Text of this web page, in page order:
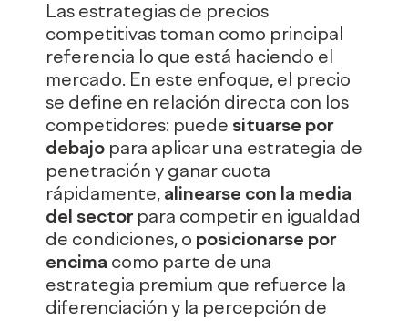
Las estrategias de precios
competitivas toman como principal
referencia lo que está haciendo el
mercado. En este enfoque, el precio
se define en relación directa con los
competidores: puede situarse por
debajo para aplicar una estrategia de
penetración y ganar cuota
rápidamente, alinearse con la media
del sectorpara competir en igualdad
de condiciones, o posicionarse por
encima como parte de una
estrategia premium que refuerce la
diferenciación y la percepción de